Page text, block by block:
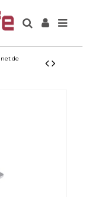
de